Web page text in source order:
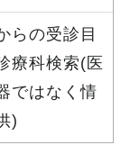
らの受診目
療科検索(医
ではなく情
)